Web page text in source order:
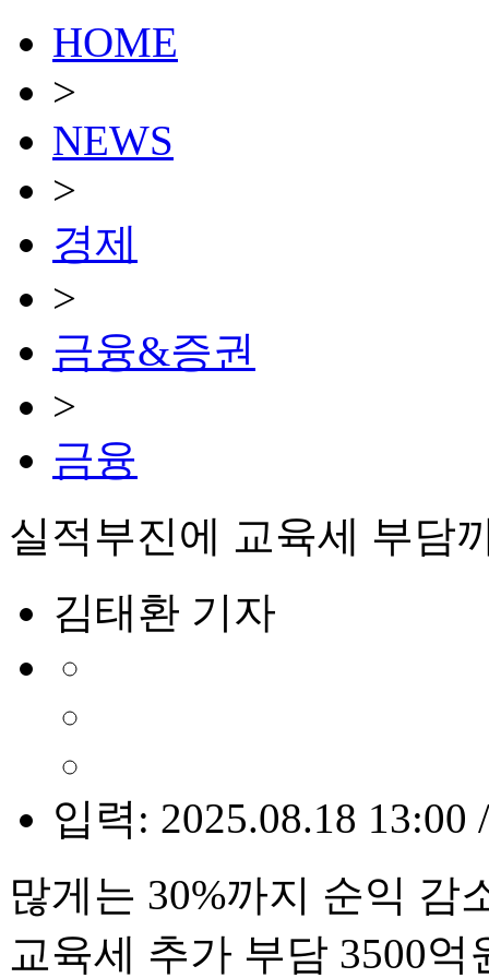
HOME
>
NEWS
>
경제
>
금융&증권
>
금융
실적부진에 교육세 부담
김태환 기자
입력: 2025.08.18 13:00
많게는 30%까지 순익
교육세 추가 부담 3500